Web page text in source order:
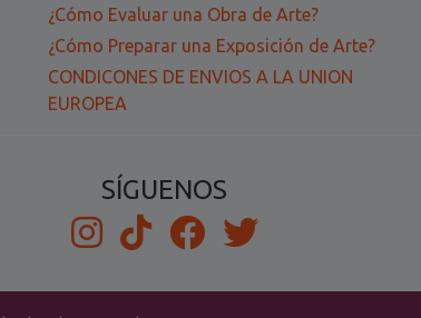
¿Cómo Evaluar una Obra de Arte?
¿Cómo Preparar una Exposición de Arte?
CONDICONES DE ENVIOS A LA UNION
EUROPEA
SÍGUENOS